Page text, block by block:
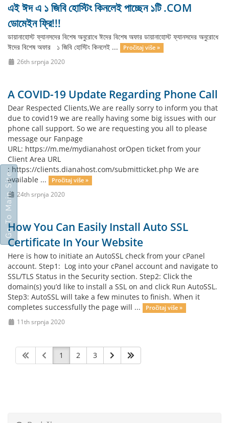
এই ঈদ এ ১ জিবি হোস্টিং কিনলেই পাচ্ছেন ১টি .COM
ডোমেইন ফ্রি!!!
ডায়ানাহোস্ট ফ্যানসদের বিশেষ অনুরোধে ঈদের বিশেষ অফার ডায়ানাহোস্ট ফ্যানসদের অনুরোধে
ঈদের বিশেষ অফার ১ জিবি হোস্টিং কিনলেই ...
Pročitaj više »
26th srpnja 2020
A COVID-19 Update Regarding Phone Call
Dear Respected Clients,We are really sorry to inform you that
due to covid19 we are really having some big issues with our
phone call support. So we are requesting you all to please
message our Fanpage
URL: https://m.me/mydianahost orOpen ticket from your
Client Area URL
: https://clients.dianahost.com/submitticket.php We are
available ...
Pročitaj više »
24th srpnja 2020
How You Can Easily Install Auto SSL
Certificate In Your Website
Here is how to initiate an AutoSSL check from your cPanel
account. Step1: Log into your cPanel account and navigate to
SSL/TLS Status in the Security section. Step2: Click the
domain(s) you’d like to install a SSL on and click Run AutoSSL.
Step3: AutoSSL will take a few minutes to finish. When it
completes successfully the page will ...
Pročitaj više »
11th srpnja 2020
1 2 3
Go To Main Site